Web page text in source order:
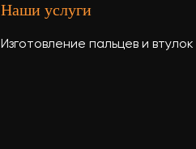
Наши услуги
Изготовление пальцев и